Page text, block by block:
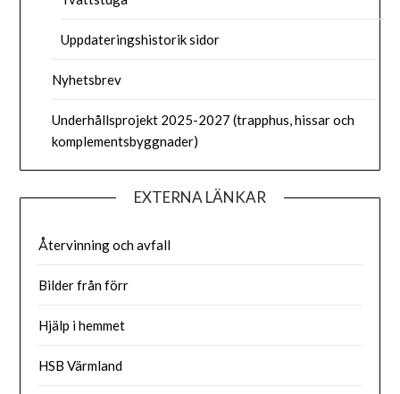
Uppdateringshistorik sidor
Nyhetsbrev
Underhållsprojekt 2025-2027 (trapphus, hissar och
komplementsbyggnader)
EXTERNA LÄNKAR
Återvinning och avfall
Bilder från förr
Hjälp i hemmet
HSB Värmland